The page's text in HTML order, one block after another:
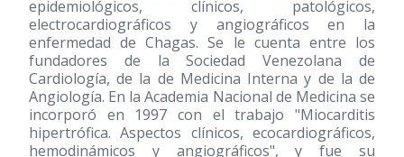
epidemiológicos, clínicos, patológicos,
electrocardiográficos y angiográficos en la
enfermedad de Chagas. Se le cuenta entre los
fundadores de la Sociedad Venezolana de
Cardiología, de la de Medicina Interna y de la de
Angiología. En la Academia Nacional de Medicina se
incorporó en 1997 con el trabajo "Miocarditis
hipertrófica. Aspectos clínicos, ecocardiográficos,
hemodinámicos y angiográficos", y fue su